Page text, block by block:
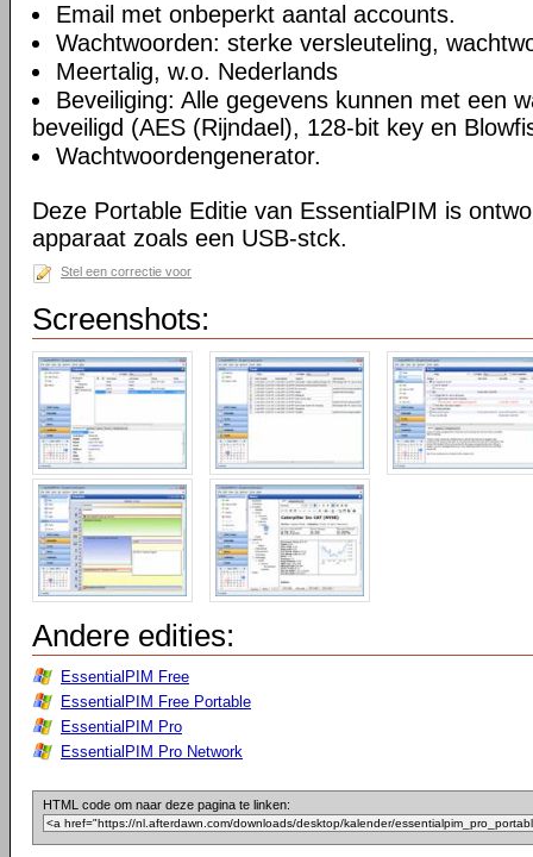
Email met onbeperkt aantal accounts.
Wachtwoorden: sterke versleuteling,
Meertalig, w.o. Nederlands
Beveiliging: Alle gegevens kunnen met een
beveiligd (AES (Rijndael), 128-bit key en
Wachtwoordengenerator.
Deze Portable Editie van EssentialPIM is
apparaat zoals een USB-stck.
Stel een correctie voor
Screenshots:
Andere edities:
EssentialPIM Free
EssentialPIM Free Portable
EssentialPIM Pro
EssentialPIM Pro Network
HTML code om naar deze pagina te linken: